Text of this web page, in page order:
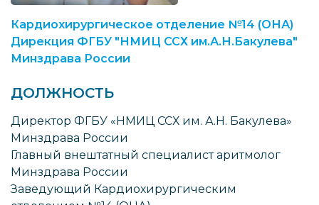
Кардиохирургическое отделение №14 (ОНА)
Дирекция ФГБУ "НМИЦ ССХ им.А.Н.Бакулева"
Минздрава России
ДОЛЖНОСТЬ
Директор ФГБУ «НМИЦ ССХ им. А.Н. Бакулева»
Минздрава России
Главный внештатный специалист аритмолог
Минздрава России
Заведующий Кардиохирургическим